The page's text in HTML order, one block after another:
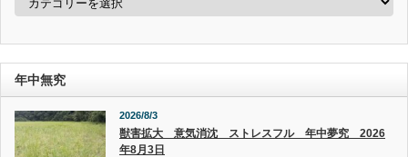
ー
年中無究
2026/8/3
獣害拡大 意気消沈 ストレスフル 年中夢究 2026
年8月3日